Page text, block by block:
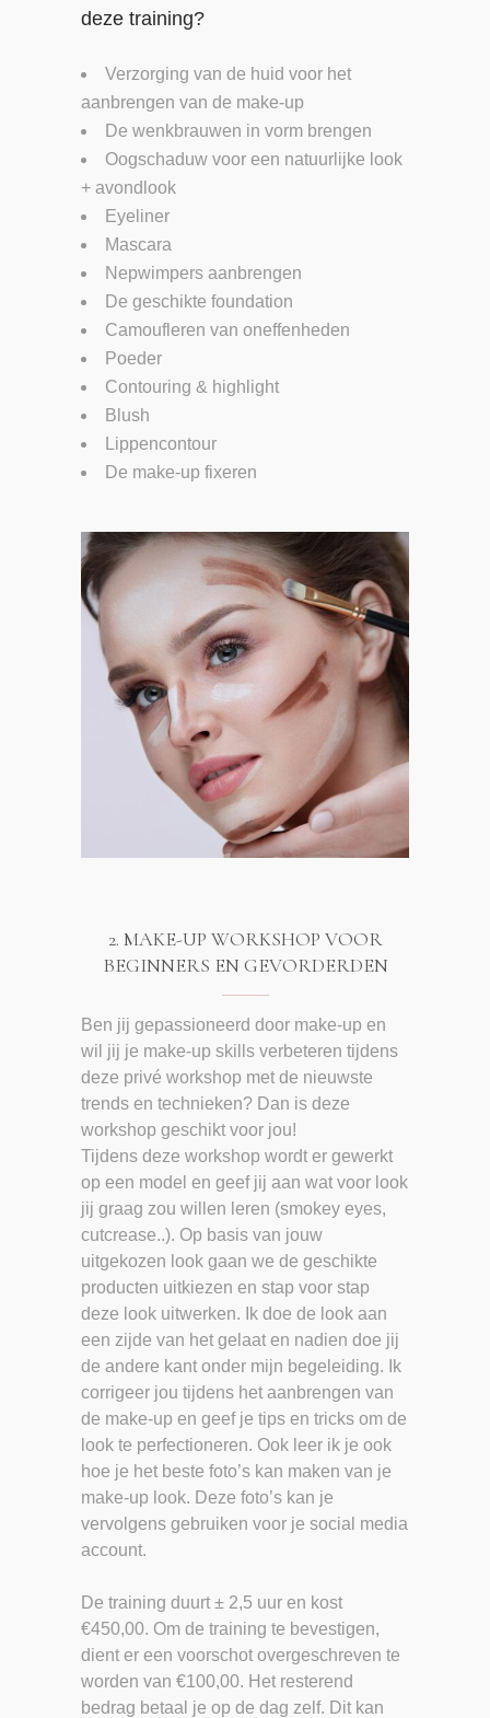
deze training?
Verzorging van de huid voor het
aanbrengen van de make-up
De wenkbrauwen in vorm brengen
Oogschaduw voor een natuurlijke look
+ avondlook
Eyeliner
Mascara
Nepwimpers aanbrengen
De geschikte foundation
Camoufleren van oneffenheden
Poeder
Contouring & highlight
Blush
Lippencontour
De make-up fixeren
2. MAKE-UP WORKSHOP VOOR
BEGINNERS EN GEVORDERDEN
Ben jij gepassioneerd door make-up en
wil jij je make-up skills verbeteren tijdens
deze privé workshop met de nieuwste
trends en technieken? Dan is deze
workshop geschikt voor jou!
Tijdens deze workshop wordt er gewerkt
op een model en geef jij aan wat voor look
jij graag zou willen leren (smokey eyes,
cutcrease..). Op basis van jouw
uitgekozen look gaan we de geschikte
producten uitkiezen en stap voor stap
deze look uitwerken. Ik doe de look aan
een zijde van het gelaat en nadien doe jij
de andere kant onder mijn begeleiding. Ik
corrigeer jou tijdens het aanbrengen van
de make-up en geef je tips en tricks om de
look te perfectioneren. Ook leer ik je ook
hoe je het beste foto’s kan maken van je
make-up look. Deze foto’s kan je
vervolgens gebruiken voor je social media
account.
De training duurt ± 2,5 uur en kost
€450,00. Om de training te bevestigen,
dient er een voorschot overgeschreven te
worden van €100,00. Het resterend
bedrag betaal je op de dag zelf. Dit kan